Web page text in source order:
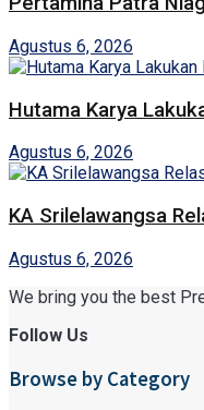
Agustus 6, 2026
Hutama Karya
Agustus 6, 2026
KA Srilelawangsa
Agustus 6, 2026
We bring you the best
Follow Us
Browse by Category